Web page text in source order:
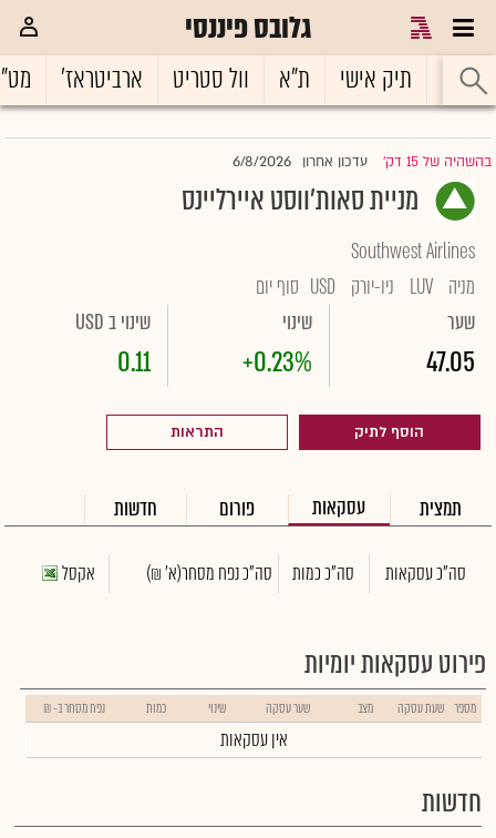
גלובס פיננסי
ראשי תיק אישי ת"א וול סטריט ארביטראז'
בהשהיה של 15 דק' |עדכון אחרון 6/8/2026
מניית סאות'ווסט איירליינס
Southwest Airlines
מניה LUV ניו-יורק USD סוף יום
שער
47.05
שינוי
+0.23%
שינוי ב USD
0.11
הוסף לתיק התראות
תמצית עסקאות פורום חדשות
סה"כ עסקאות סה"כ כמות סה"כ נפח מסחר(א' ₪) אקסל
פירוט עסקאות יומיות
מספר שעת עסקה מצב שער עסקה שינוי כמות נפח מסחר ב- ₪
אין עסקאות
חדשות